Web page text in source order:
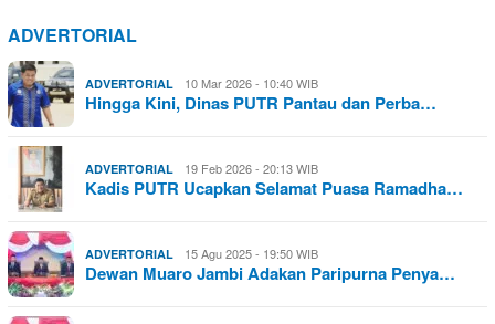
ADVERTORIAL
ADVERTORIAL 10 Mar 2026 - 10:40 WIB
Hingga Kini, Dinas PUTR Pantau dan Perba…
ADVERTORIAL 19 Feb 2026 - 20:13 WIB
Kadis PUTR Ucapkan Selamat Puasa Ramadha…
ADVERTORIAL 15 Agu 2025 - 19:50 WIB
Dewan Muaro Jambi Adakan Paripurna Penya…